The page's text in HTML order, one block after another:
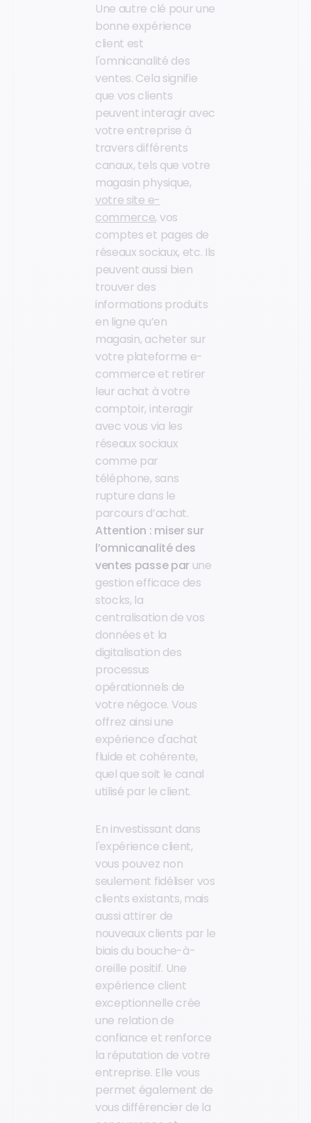
Une autre clé pour une
bonne expérience
client est
l'omnicanalité des
ventes. Cela signifie
que vos clients
peuvent interagir avec
votre entreprise à
travers différents
canaux, tels que votre
magasin physique,
votre site e-
commerce, vos
comptes et pages de
réseaux sociaux, etc. Ils
peuvent aussi bien
trouver des
informations produits
en ligne qu’en
magasin, acheter sur
votre plateforme e-
commerce et retirer
leur achat à votre
comptoir, interagir
avec vous via les
réseaux sociaux
comme par
téléphone, sans
rupture dans le
parcours d’achat.
Attention : miser sur
l’omnicanalité des
ventes passe parune
gestion efficace des
stocks, la
centralisation de vos
données et la
digitalisation des
processus
opérationnels de
votre négoce. Vous
offrez ainsi une
expérience d'achat
fluide et cohérente,
quel que soit le canal
utilisé par le client.
En investissant dans
l'expérience client,
vous pouvez non
seulement fidéliser vos
clients existants, mais
aussi attirer de
nouveaux clients par le
biais du bouche-à-
oreille positif. Une
expérience client
exceptionnelle crée
une relation de
confiance et renforce
la réputation de votre
entreprise. Elle vous
permet également de
vous différencier de la